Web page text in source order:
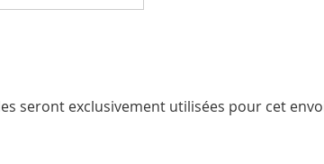
seront exclusivement utilisées pour cet